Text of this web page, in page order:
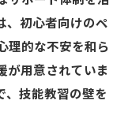
、初心者向けのペ
理的な不安を和ら
が用意されていま
、技能教習の壁を